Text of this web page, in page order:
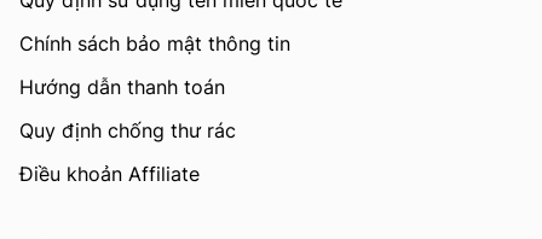
Chính sách bảo mật thông tin
Hướng dẫn thanh toán
Quy định chống thư rác
Điều khoản Affiliate